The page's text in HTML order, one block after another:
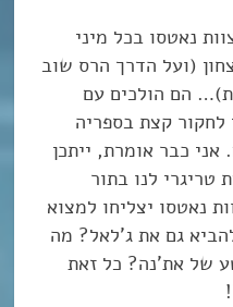
נאטסו בכל מיני
(ועל הדרך הרס שוב
הם הולכים עם
לחקור קצת בספריה
כבר אומרת, ייתכן
לנו בתור
נאטסו יצליחו למצוא
גם את ג’לאל? מה
של את’נה? כל זאת